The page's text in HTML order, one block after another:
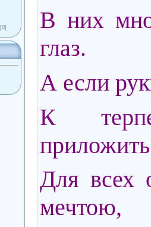
[0]
В них
глаз.
А если
К
Для всех
мечтою,